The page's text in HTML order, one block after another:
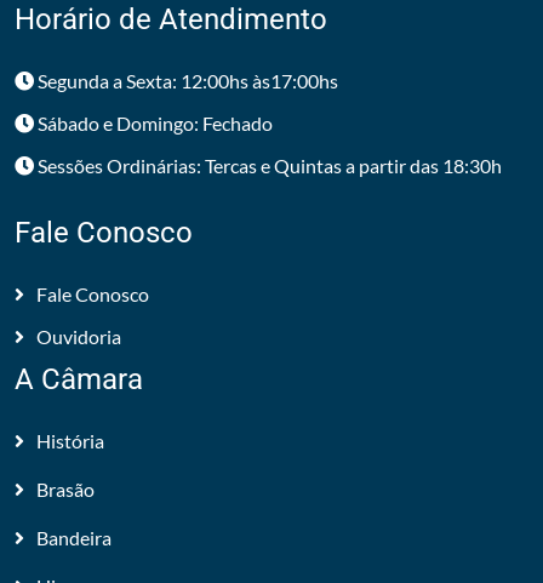
Horário de Atendimento
Segunda a Sexta: 12:00hs às17:00hs
Sábado e Domingo: Fechado
Sessões Ordinárias: Tercas e Quintas a partir das 18:30h
Fale Conosco
Fale Conosco
Ouvidoria
A Câmara
História
Brasão
Bandeira